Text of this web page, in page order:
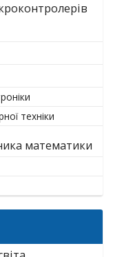
техніки
математики